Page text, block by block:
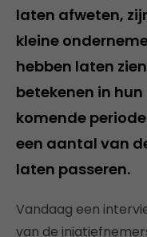
laten afweten,
kleine
hebben laten
betekenen in
komende
een aantal van
laten passeren.
Vandaag een
van de